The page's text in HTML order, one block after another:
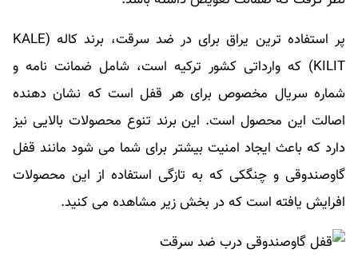
پر استفاده ترین یراق برای در ضد سرقت، برند کاله (KALE
KILIT) که وارداتی کشور ترکیه است، شامل ضمانت نامه و
شماره سریال مخصوص برای هر قفل است که نشان دهنده
اصالت این محصول است. این برند تنوع محصولات بالایی نیز
دارد که باعث ایجاد امنیت بیشتر برای شما می شود مانند قفل
گاوصندوقی و چنگکی که به تازگی استفاده از این محصولات
افرایش یافته است که در بخش زیر مشاهده می کنید.